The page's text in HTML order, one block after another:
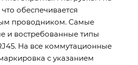
обеспечивается
проводником. Самые
и востребованные типы
На все коммутационные
с указанием